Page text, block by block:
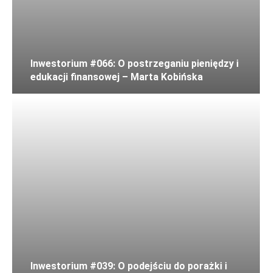
Inwestorium #066: O postrzeganiu pieniędzy i
edukacji finansowej – Marta Kobińska
Inwestorium #039: O podejściu do porażki i